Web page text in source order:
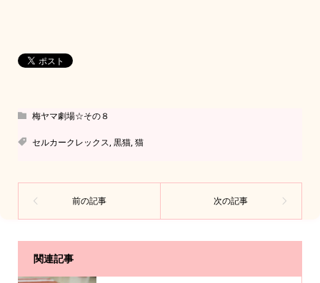
梅ヤマ劇場☆その８
セルカークレックス,黒猫,猫
関連記事